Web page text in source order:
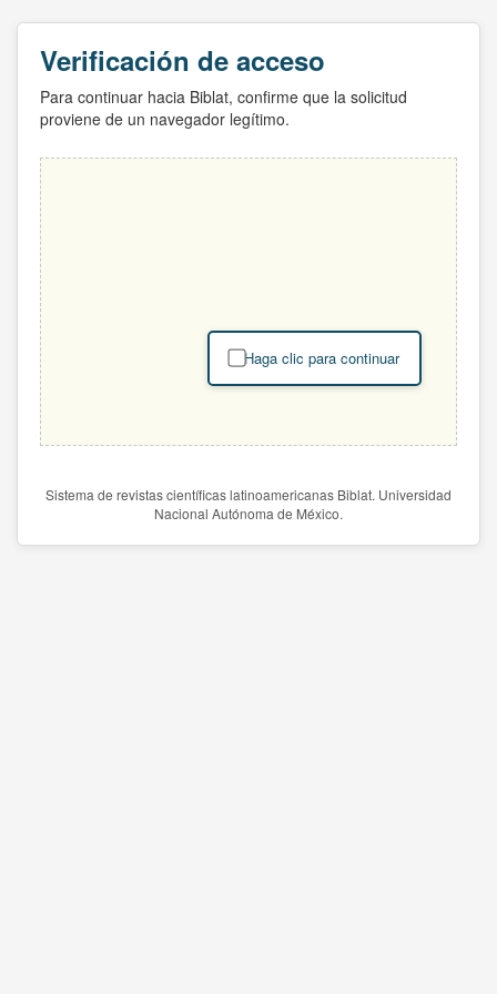
Verificación de acceso
Para continuar hacia Biblat, confirme que la solicitud
proviene de un navegador legítimo.
Haga clic para continuar
Sistema de revistas científicas latinoamericanas Biblat. Universidad
Nacional Autónoma de México.